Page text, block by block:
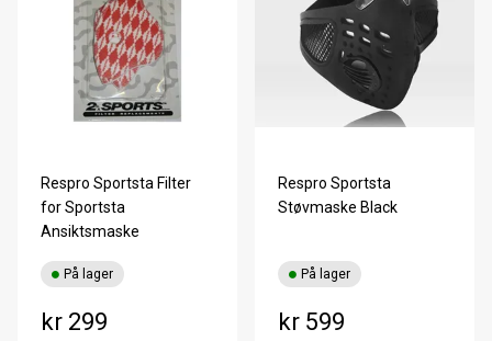
Respro Sportsta Filter
for Sportsta
Ansiktsmaske
kr 299
På lager
Respro Sportsta
Støvmaske Black
kr 599
På lager